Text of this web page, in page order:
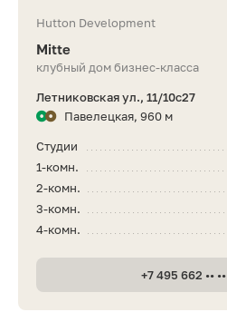
Hutton Development
Mitte
клубный дом бизнес-класса
Летниковская ул., 11/10с27
Павелецкая, 960 м
Студии
1-комн.
2-комн.
3-комн.
4-комн.
+7 495 662 •• ••